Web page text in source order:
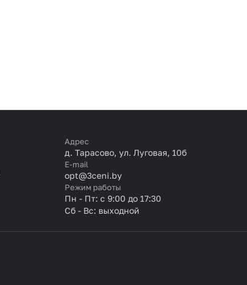
Адрес
д. Тарасово, ул. Луговая, 10б
E-mail
opt@3ceni.by
Режим работы
Пн - Пт: с 9:00 до 17:30
Сб - Вс: выходной